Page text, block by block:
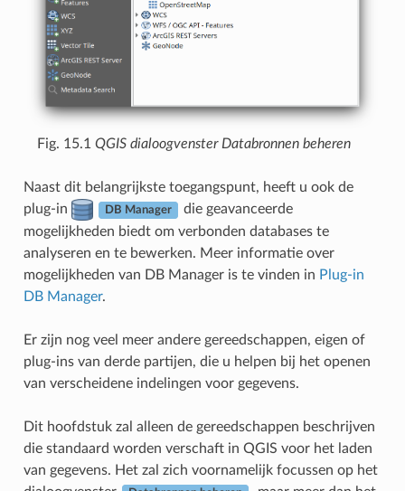
Fig. 15.1 QGIS dialoogvenster Databronnen beheren
Naast dit belangrijkste toegangspunt, heeft u ook de
plug-in
DB Manager
die geavanceerde
mogelijkheden biedt om verbonden databases te
analyseren en te bewerken. Meer informatie over
mogelijkheden van DB Manager is te vinden in Plug-in
DB Manager.
Er zijn nog veel meer andere gereedschappen, eigen of
plug-ins van derde partijen, die u helpen bij het openen
van verscheidene indelingen voor gegevens.
Dit hoofdstuk zal alleen de gereedschappen beschrijven
die standaard worden verschaft in QGIS voor het laden
van gegevens. Het zal zich voornamelijk focussen op het